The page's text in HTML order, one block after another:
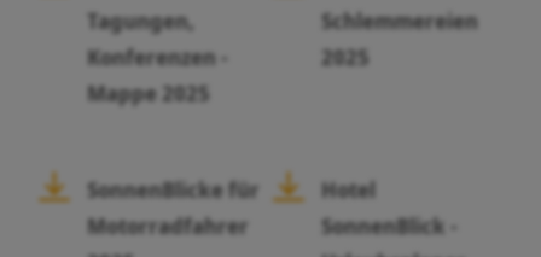
Tagungen,
Konferenzen -
Mappe 2025
Schlemmereien
2025
SonnenBlicke für
Motorradfahrer
Hotel
SonnenBlick -